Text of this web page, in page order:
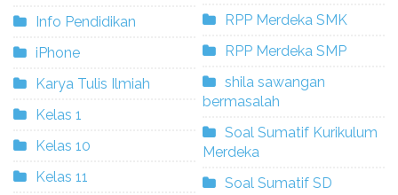
Info Pendidikan
iPhone
Karya Tulis Ilmiah
Kelas 1
Kelas 10
Kelas 11
RPP Merdeka SMK
RPP Merdeka SMP
shila sawangan
bermasalah
Soal Sumatif Kurikulum
Merdeka
Soal Sumatif SD